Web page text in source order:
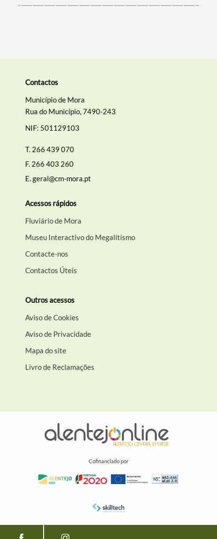
Contactos
Município de Mora
Rua do Município, 7490-243
NIF: 501129103
T. 266 439 070
F. 266 403 260
E.geral@cm-mora.pt
Acessos rápidos
Fluviário de Mora
Museu Interactivo do Megalitismo
Contacte-nos
Contactos Úteis
Outros acessos
Aviso de Cookies
Aviso de Privacidade
Mapa do site
Livro de Reclamações
Cofinanciado por